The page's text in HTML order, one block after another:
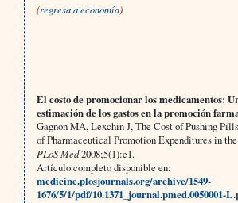
(regresa a economía)
El costo de promocionar los medicamentos:
estimación de los gastos en la promoción
Gagnon MA, Lexchin J, The Cost of Pushing
of Pharmaceutical Promotion Expenditures in
PLoS Med2008;5(1):e1.
Artículo completo disponible en:
medicine.plosjournals.org/archive/1549-
1676/5/1/pdf/10.1371_journal.pmed.0050001-